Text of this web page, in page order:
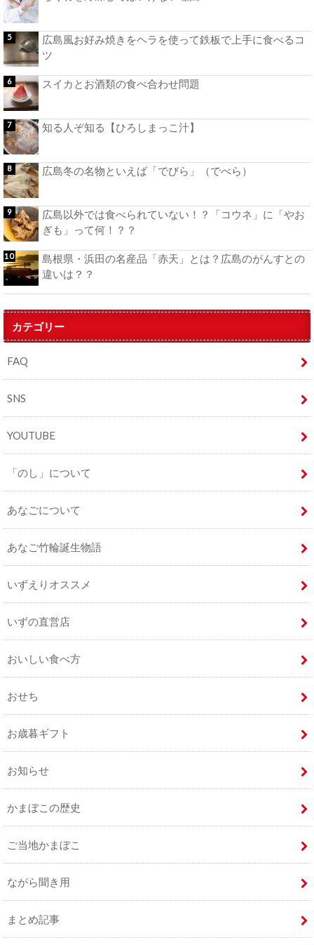
広島風お好み焼きをヘラを使って鉄板で上手に食べるコ
ツ
スイカとお酒類の食べ合わせ問題
知る人ぞ知る【ひろしまっこ汁】
広島冬の名物といえば「でびら」（でべら）
広島以外では食べられていない！？「コウネ」に「やお
ぎも」って何！？？
島根県・浜田の名産品「赤天」とは？広島のがんすとの
違いは？？
カテゴリー
FAQ
SNS
YOUTUBE
「のし」について
あなごについて
あなご竹輪誕生物語
いずえりオススメ
いずの直営店
おいしい食べ方
おせち
お歳暮ギフト
お知らせ
かまぼこの歴史
ご当地かまぼこ
ながら聞き用
まとめ記事